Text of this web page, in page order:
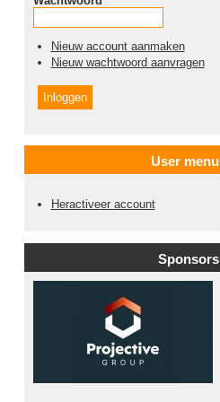
Nieuw account aanmaken
Nieuw wachtwoord aanvragen
User menu
Heractiveer account
Sponsors